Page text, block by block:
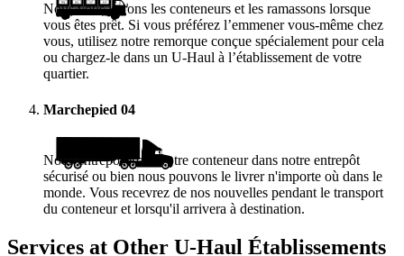
Nous vous livrons les conteneurs et les ramassons lorsque
vous êtes prêt. Si vous préférez l’emmener vous-même chez
vous, utilisez notre remorque conçue spécialement pour cela
ou chargez-le dans un U-Haul à l’établissement de votre
quartier.
Marchepied 04
Nous entreposerons votre conteneur dans notre entrepôt
sécurisé ou bien nous pouvons le livrer n'importe où dans le
monde. Vous recevrez de nos nouvelles pendant le transport
du conteneur et lorsqu'il arrivera à destination.
Services at Other U-Haul Établissements